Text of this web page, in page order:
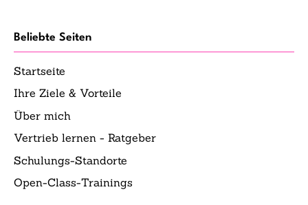
Beliebte Seiten
Startseite
Ihre Ziele & Vorteile
Über mich
Vertrieb lernen - Ratgeber
Schulungs-Standorte
Open-Class-Trainings